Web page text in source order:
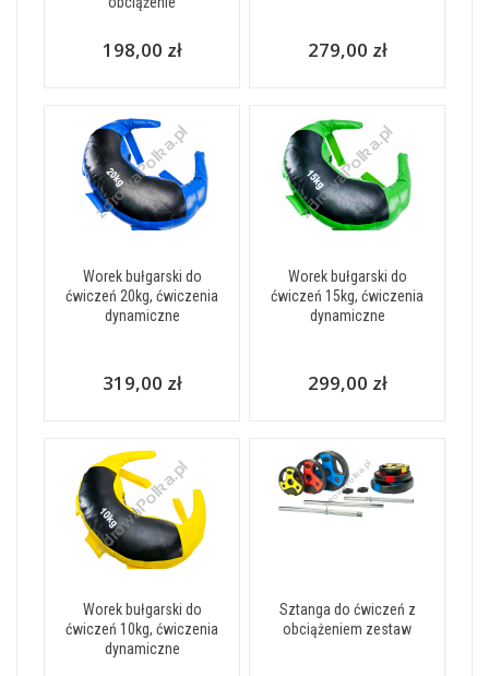
198,00 zł 279,00 zł
Worek bułgarski do
ćwiczeń 20kg, ćwiczenia
dynamiczne
319,00 zł
Worek bułgarski do
ćwiczeń 15kg, ćwiczenia
dynamiczne
299,00 zł
Worek bułgarski do
ćwiczeń 10kg, ćwiczenia
dynamiczne
Sztanga do ćwiczeń z
obciążeniem zestaw